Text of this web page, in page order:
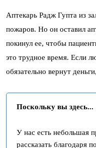
Аптекарь Радж Гупта из
пожаров. Но он оставил
покинул ее, чтобы
это трудное время. Если
обязательно вернут
Поскольку вы здесь...
У нас есть небольшая
рассказать благодаря